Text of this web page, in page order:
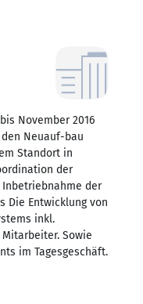
November 2016
Neuauf-bau
Standort in
der
der
Die Entwicklung von
inkl.
Sowie
im Tagesgeschäft.